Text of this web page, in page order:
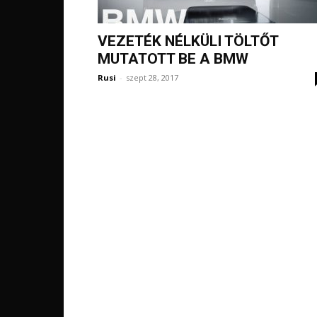
VEZETÉK NÉLKÜLI TÖLTŐT
MUTATOTT BE A BMW
Rusi - szept 28, 2017